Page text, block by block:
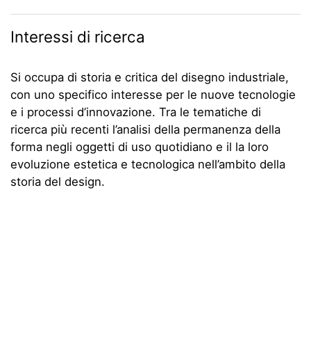
Interessi di ricerca
Si occupa di storia e critica del disegno industriale,
con uno specifico interesse per le nuove tecnologie
e i processi d’innovazione. Tra le tematiche di
ricerca più recenti l’analisi della permanenza della
forma negli oggetti di uso quotidiano e il la loro
evoluzione estetica e tecnologica nell’ambito della
storia del design.